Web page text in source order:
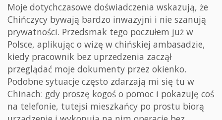
Moje dotychczasowe doświadczenia wskazują, że
Chińczycy bywają bardzo inwazyjni i nie szanują
prywatności. Przedsmak tego poczułem już w
Polsce, aplikując o wizę w chińskiej ambasadzie,
kiedy pracownik bez uprzedzenia zaczął
przeglądać moje dokumenty przez okienko.
Podobne sytuacje często zdarzają mi się tu w
Chinach: gdy proszę kogoś o pomoc i pokazuję coś
na telefonie, tutejsi mieszkańcy po prostu biorą